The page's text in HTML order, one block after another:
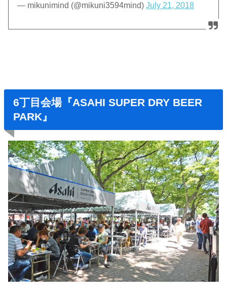
— mikunimind (@mikuni3594mind)July 21, 2018
6丁目会場『ASAHI SUPER DRY BEER
PARK』